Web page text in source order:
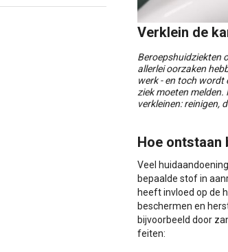
Verklein de
Beroepshuidziekten
allerlei oorzaken
werk - en toch
ziek moeten
verkleinen: reinigen,
Hoe ontstaan
Veel
bepaalde stof in
heeft invloed op de
beschermen en
bijvoorbeeld door
feiten: